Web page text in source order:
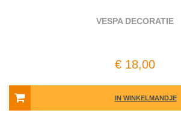
VESPA DECORATIE
€ 18,00
IN WINKELMANDJE